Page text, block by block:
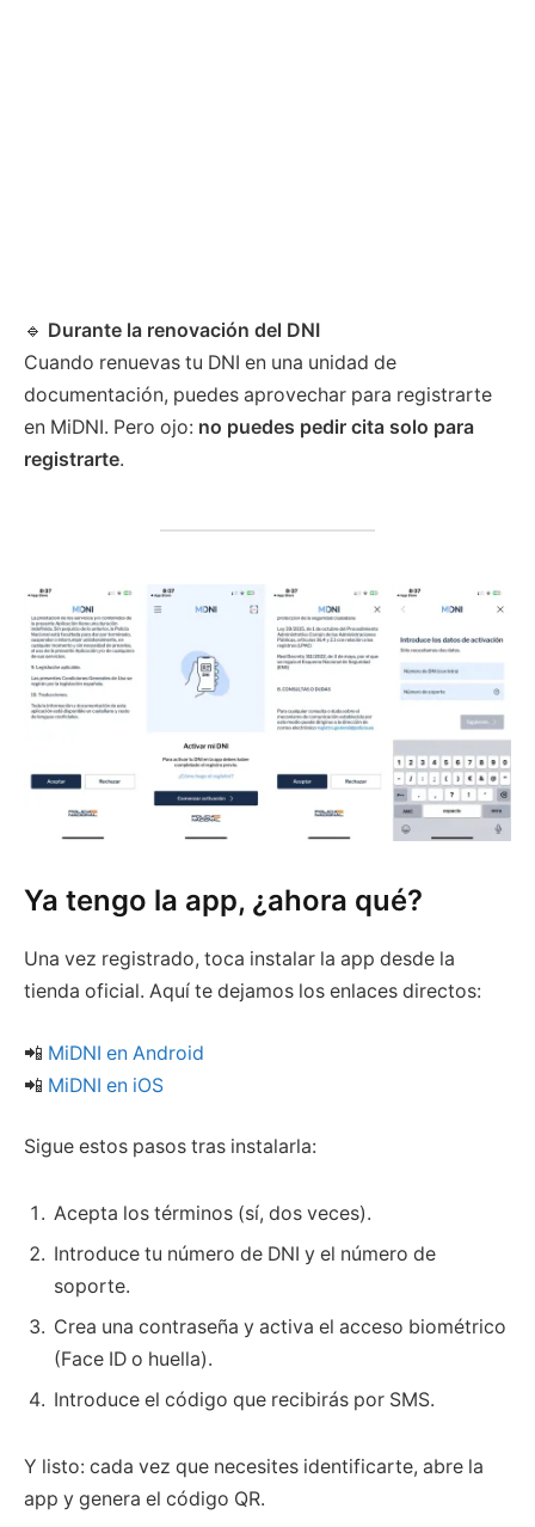
🔹 Durante la renovación del DNI
Cuando renuevas tu DNI en una unidad de
documentación, puedes aprovechar para registrarte
en MiDNI. Pero ojo: no puedes pedir cita solo para
registrarte.
Ya tengo la app, ¿ahora qué?
Una vez registrado, toca instalar la app desde la
tienda oficial. Aquí te dejamos los enlaces directos:
📲 MiDNI en Android
📲 MiDNI en iOS
Sigue estos pasos tras instalarla:
Acepta los términos (sí, dos veces).
Introduce tu número de DNI y el número de
soporte.
Crea una contraseña y activa el acceso biométrico
(Face ID o huella).
Introduce el código que recibirás por SMS.
Y listo: cada vez que necesites identificarte, abre la
app y genera el código QR.